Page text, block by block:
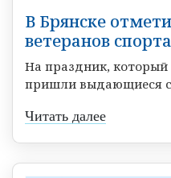
В Брянске
ветеранов спорта
На праздник, который
пришли выдающиеся
Читать далее